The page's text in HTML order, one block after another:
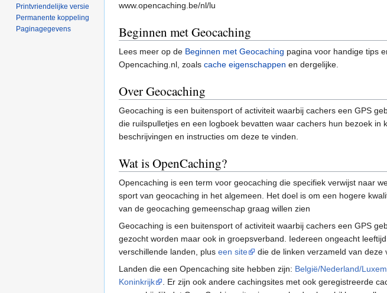
www.opencaching.be/nl/lu
Beginnen met Geocaching
Lees meer op de Beginnen met Geocaching pagina voor handige tips
Opencaching.nl, zoals cache eigenschappen en dergelijke.
Over Geocaching
Geocaching is een buitensport of activiteit waarbij cachers een GPS
die ruilspulletjes en een logboek bevatten waar cachers hun bezoek
beschrijvingen en instructies om deze te vinden.
Wat is OpenCaching?
Opencaching is een term voor geocaching die specifiek verwijst naar
sport van geocaching in het algemeen. Het doel is om een hogere
van de geocaching gemeenschap graag willen zien
Geocaching is een buitensport of activiteit waarbij cachers een GPS
gezocht worden maar ook in groepsverband. Iedereen ongeacht
verschillende landen, plus een site
die de linken verzameld van
Landen die een Opencaching site hebben zijn: België/Nederland/
Koninkrijk
. Er zijn ook andere cachingsites met ook geregistreerde
Printvriendelijke versie
Permanente koppeling
Paginagegevens